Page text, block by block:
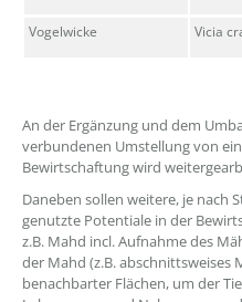
Vogelwicke Vicia
An der Ergänzung und dem
verbundenen Umstellung von
Bewirtschaftung wird
Daneben sollen weitere, je nach
genutzte Potentiale in der
z.B. Mahd incl. Aufnahme des
der Mahd (z.B. abschnittsweises
benachbarter Flächen, um der